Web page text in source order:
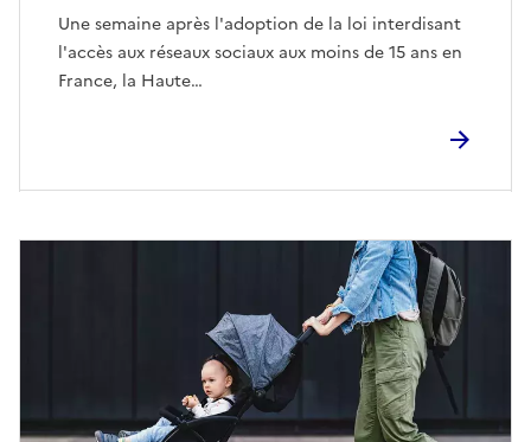
Une semaine après l'adoption de la loi interdisant
l'accès aux réseaux sociaux aux moins de 15 ans en
France, la Haute…